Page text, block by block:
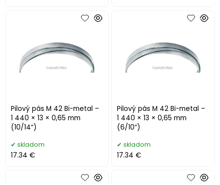
Pilový pás M 42 Bi-metal –
1 440 × 13 × 0,65 mm
(10/14“)
skladom
17.34 €
Pilový pás M 42 Bi-metal –
1 440 × 13 × 0,65 mm
(6/10“)
skladom
17.34 €